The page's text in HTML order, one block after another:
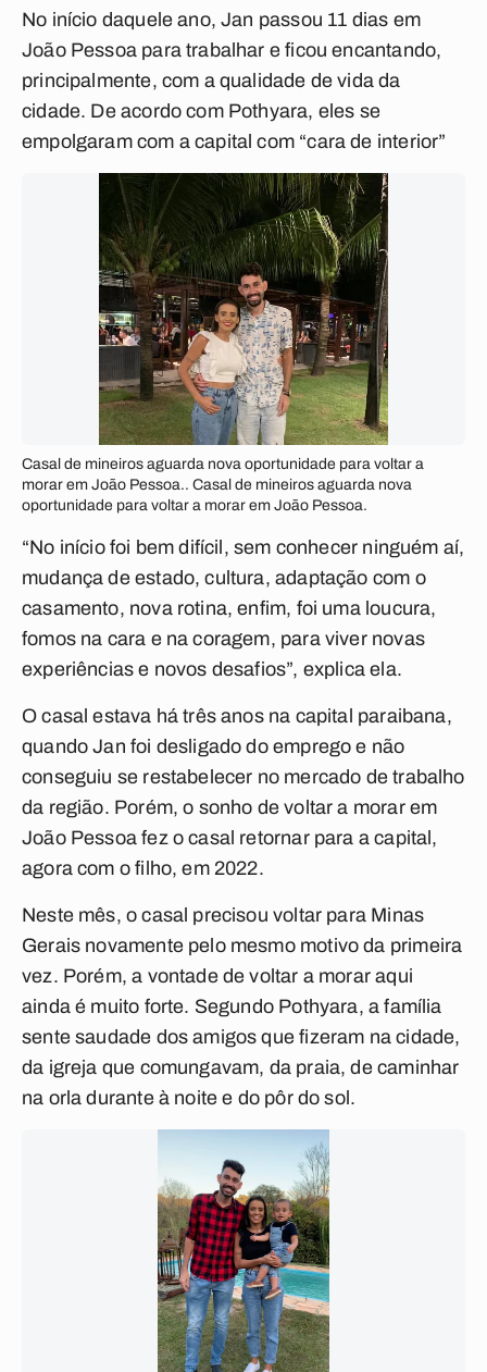
No início daquele ano, Jan passou 11 dias em
João Pessoa para trabalhar e ficou encantando,
principalmente, com a qualidade de vida da
cidade. De acordo com Pothyara, eles se
empolgaram com a capital com “cara de interior”
Casal de mineiros aguarda nova oportunidade para voltar a
morar em João Pessoa.. Casal de mineiros aguarda nova
oportunidade para voltar a morar em João Pessoa.
“No início foi bem difícil, sem conhecer ninguém aí,
mudança de estado, cultura, adaptação com o
casamento, nova rotina, enfim, foi uma loucura,
fomos na cara e na coragem, para viver novas
experiências e novos desafios”, explica ela.
O casal estava há três anos na capital paraibana,
quando Jan foi desligado do emprego e não
conseguiu se restabelecer no mercado de trabalho
da região. Porém, o sonho de voltar a morar em
João Pessoa fez o casal retornar para a capital,
agora com o filho, em 2022.
Neste mês, o casal precisou voltar para Minas
Gerais novamente pelo mesmo motivo da primeira
vez. Porém, a vontade de voltar a morar aqui
ainda é muito forte. Segundo Pothyara, a família
sente saudade dos amigos que fizeram na cidade,
da igreja que comungavam, da praia, de caminhar
na orla durante à noite e do pôr do sol.